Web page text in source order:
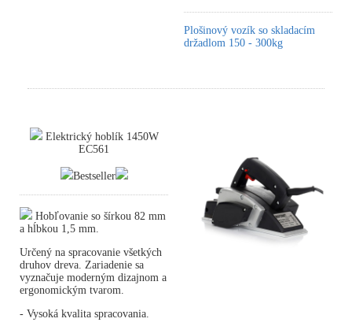
Plošinový vozík so skladacím
držadlom 150 - 300kg
Elektrický hoblík 1450W
EC561
Bestseller
Hobľovanie so šírkou 82 mm
a hĺbkou 1,5 mm.
Určený na spracovanie všetkých
druhov dreva. Zariadenie sa
vyznačuje moderným dizajnom a
ergonomickým tvarom.
- Vysoká kvalita spracovania.